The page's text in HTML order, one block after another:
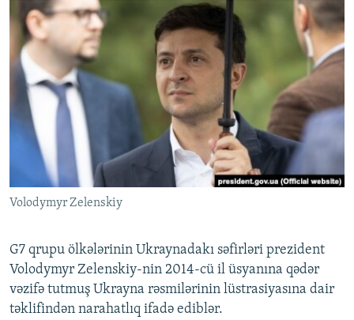
ARAŞDIRMA
MULTIMEDIA
VIDEO
FOTOQALEREYA
İNFOQRAFIKA
KARIKATURA
RADIO ARXIV
OXU ZALI
AZƏRBAYCAN ƏDƏBIYYATI KITABXANASI
İSLAM VƏ DEMOKRATIYA
İZ - MƏDƏNIYYƏT PROQRAMI
HAQQIMIZDA
MISSIYAMIZ
PEŞƏ ETIKASI VƏ JURNALISTIKA STANDARTLARIMIZ
MATERIALLARIMIZDAN ISTIFADƏ
AZADLIQRADIOSU MOBIL TELEFONUNUZDA
XƏBƏR BÜLLETENLƏRIMIZ
BIZI IZLƏ
RFE/RL-in bütün saytları
Volodymyr Zelenskiy
G7 qrupu ölkələrinin Ukraynadakı səfirləri prezident
Volodymyr Zelenskiy-nin 2014-cü il üsyanına qədər
vəzifə tutmuş Ukrayna rəsmilərinin lüstrasiyasına dair
təklifindən narahatlıq ifadə ediblər.